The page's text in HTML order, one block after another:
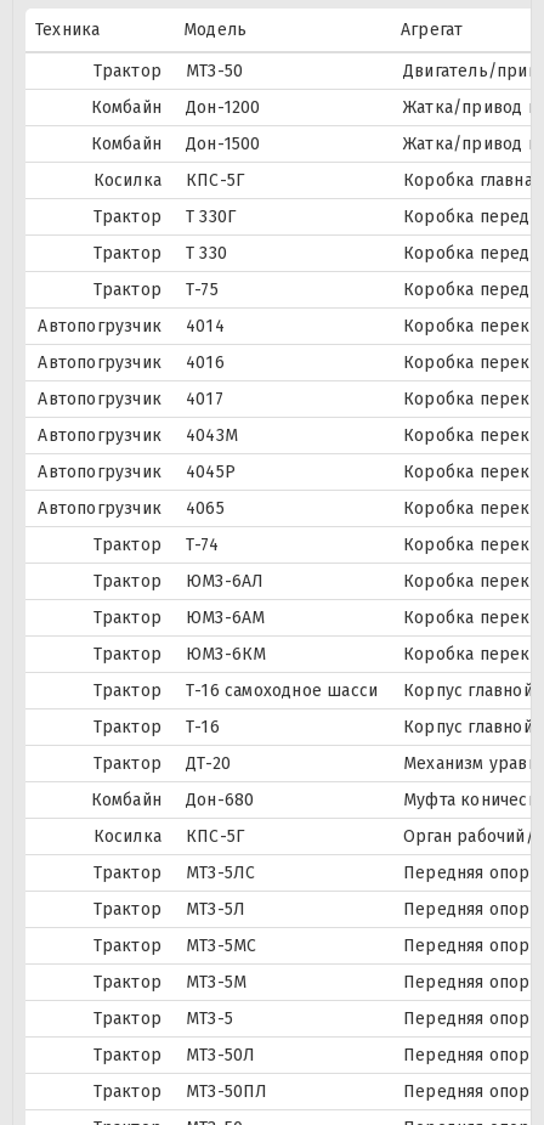
Техника Модель
Агрегат
Трактор
МТЗ-50
Двигатель/
Комбайн
Дон-1200
Жатка/привод
Комбайн
Дон-1500
Жатка/привод
Косилка
КПС-5Г
Коробка главная
Трактор
Т 330Г
Коробка
Трактор
Т 330
Коробка
Трактор
Т-75
Коробка
Автопогрузчик
4014
Коробка
Автопогрузчик
4016
Коробка
Автопогрузчик
4017
Коробка
Автопогрузчик
4043М
Коробка
Автопогрузчик
4045Р
Коробка
Автопогрузчик
4065
Коробка
Трактор
Т-74
Коробка
Трактор
ЮМЗ-6АЛ
Коробка
Трактор
ЮМЗ-6АМ
Коробка
Трактор
ЮМЗ-6КМ
Коробка
Трактор
Т-16 самоходное шасси
Корпус главной
Трактор
Т-16
Корпус главной
Трактор
ДТ-20
Механизм
Комбайн
Дон-680
Муфта
Косилка
КПС-5Г
Орган рабочий/
Трактор
МТЗ-5ЛС
Передняя
Трактор
МТЗ-5Л
Передняя
Трактор
МТЗ-5МС
Передняя
Трактор
МТЗ-5М
Передняя
Трактор
МТЗ-5
Передняя
Трактор
МТЗ-50Л
Передняя
Трактор
МТЗ-50ПЛ
Передняя